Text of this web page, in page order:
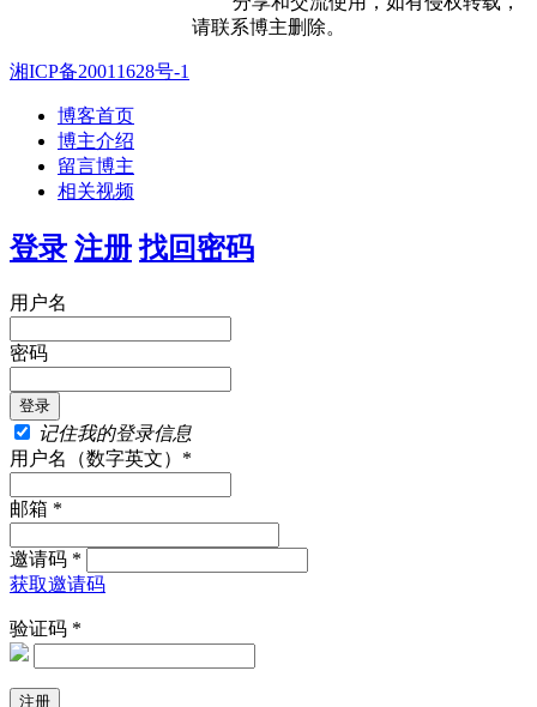
请联系博主删除。
湘ICP备20011628号-1
博客首页
博主介绍
留言博主
相关视频
登录 注册 找回密码
用户名
密码
记住我的登录信息
用户名（数字英文）*
邮箱 *
邀请码 *
获取邀请码
验证码 *